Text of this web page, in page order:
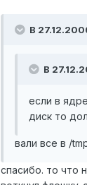
В
В
если в
диск то
вали все в /
спасибо. то что